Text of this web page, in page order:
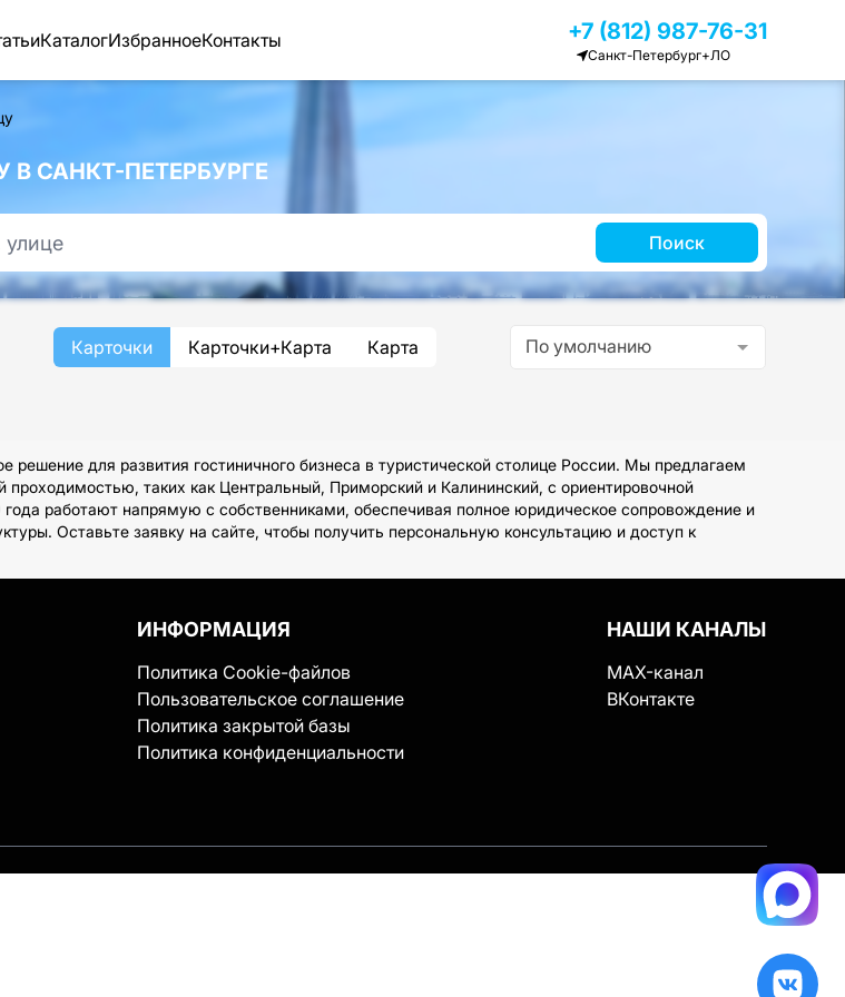
КаталогИзбранноеКонтакты +7 (812) 987-76-31
Санкт-Петербург+ЛО
САНКТ-ПЕТЕРБУРГЕ
Поиск
Карточки Карточки+Карта Карта По умолчанию
для развития гостиничного бизнеса в туристической столице России. Мы предлагаем
таких как Центральный, Приморский и Калининский, с ориентировочной
работают напрямую с собственниками, обеспечивая полное юридическое сопровождение и
Оставьте заявку на сайте, чтобы получить персональную консультацию и доступ к
ИНФОРМАЦИЯ
Политика Cookie-файлов
Пользовательское соглашение
Политика закрытой базы
Политика конфиденциальности
НАШИ КАНАЛЫ
MAX-канал
ВКонтакте